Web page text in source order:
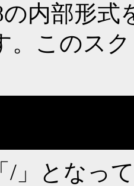
の内部形式
。このス
/」となっ